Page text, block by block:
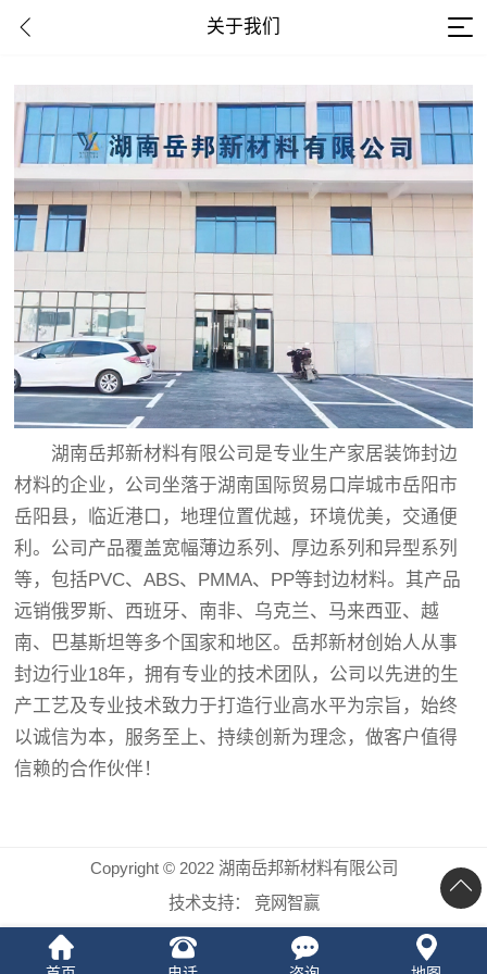
关于我们
湖南岳邦新材料有限公司是专业生产家居装饰封边
材料的企业，公司坐落于湖南国际贸易口岸城市岳阳市
岳阳县，临近港口，地理位置优越，环境优美，交通便
利。公司产品覆盖宽幅薄边系列、厚边系列和异型系列
等，包括PVC、ABS、PMMA、PP等封边材料。其产品
远销俄罗斯、西班牙、南非、乌克兰、马来西亚、越
南、巴基斯坦等多个国家和地区。岳邦新材创始人从事
封边行业18年，拥有专业的技术团队，公司以先进的生
产工艺及专业技术致力于打造行业高水平为宗旨，始终
以诚信为本，服务至上、持续创新为理念，做客户值得
信赖的合作伙伴！
Copyright © 2022 湖南岳邦新材料有限公司
技术支持：
竞网智赢